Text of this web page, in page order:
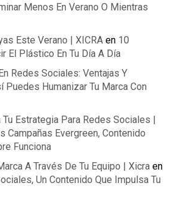
Menos En Verano O Mientras
Este Verano | XICRA en 10
El Plástico En Tu Día A Día
Redes Sociales: Ventajas Y
Puedes Humanizar Tu Marca Con
Estrategia Para Redes Sociales |
Campañas Evergreen, Contenido
Funciona
A Través De Tu Equipo | Xicra en
Un Contenido Que Impulsa Tu